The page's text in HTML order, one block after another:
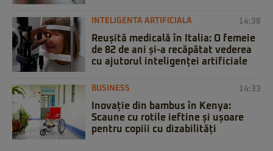
INTELIGENTA ARTIFICIALA 14:38
Reușită medicală în Italia: O femeie
de 82 de ani și-a recăpătat vederea
cu ajutorul inteligenței artificiale
BUSINESS 14:33
Inovație din bambus în Kenya:
Scaune cu rotile ieftine și ușoare
pentru copiii cu dizabilități